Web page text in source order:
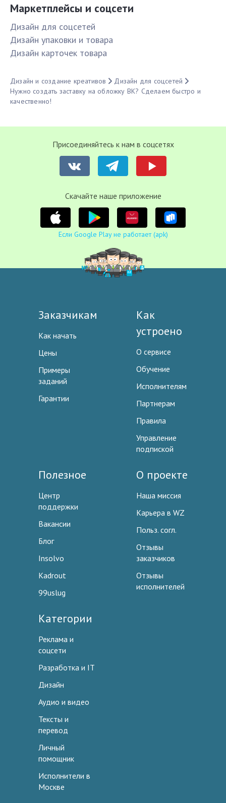
Маркетплейсы и соцсети
Дизайн для соцсетей
Дизайн упаковки и товара
Дизайн карточек товара
Дизайн и создание креативов
Дизайн для соцсетей
Нужно создать заставку на обложку ВК? Сделаем быстро и
качественно!
Присоединяйтесь к нам в соцсетях
Cкачайте наше приложение
Если Google Play не работает (apk)
Заказчикам
Как начать
Цены
Примеры
заданий
Гарантии
Как
устроено
О сервисе
Обучение
Исполнителям
Партнерам
Правила
Управление
подпиской
Полезное
Центр
поддержки
Вакансии
Блог
Insolvo
Kadrout
99uslug
О проекте
Наша миссия
Карьера в WZ
Польз. согл.
Отзывы
заказчиков
Отзывы
исполнителей
Категории
Реклама и
соцсети
Разработка и IT
Дизайн
Аудио и видео
Тексты и
перевод
Личный
помощник
Исполнители в
Москве